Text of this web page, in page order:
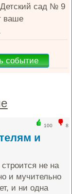
Детский сад № 9
ваше
100 8
и
не на
и мучительно
и ни одна